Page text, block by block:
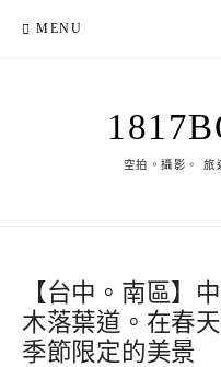
MENU
空拍。攝影。 旅
【台中。南區】
木落葉道。在春
季節限定的美景